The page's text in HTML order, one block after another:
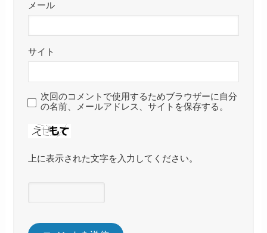
メール
サイト
次回のコメントで使用するためブラウザーに自分
の名前、メールアドレス、サイトを保存する。
上に表示された文字を入力してください。